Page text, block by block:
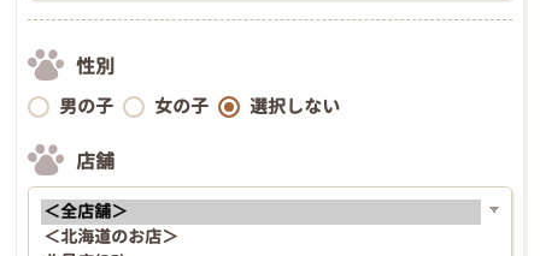
性別
男の子 女の子 選択しない
店舗